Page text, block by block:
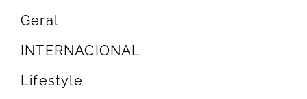
Geral
INTERNACIONAL
Lifestyle